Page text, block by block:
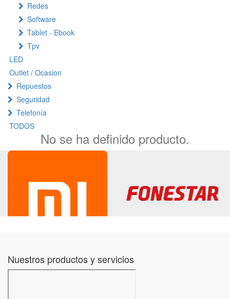
Redes
Software
Tablet - Ebook
Tpv
LED
Outlet / Ocasion
Repuestos
Seguridad
Telefonía
TODOS
No se ha definido producto.
Nuestros productos y servicios